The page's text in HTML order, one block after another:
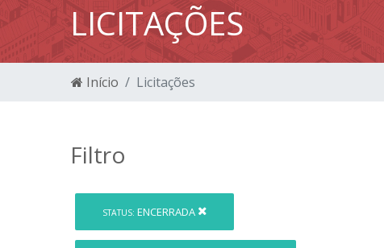
LICITAÇÕES
Início Licitações
Filtro
STATUS: ENCERRADA